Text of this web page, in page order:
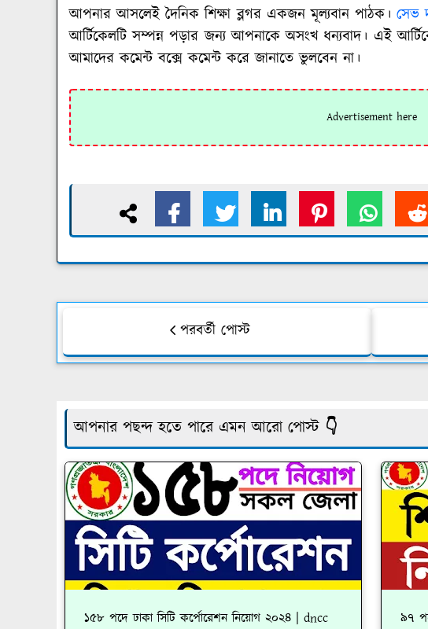
আপনার আসলেই দৈনিক শিক্ষা ব্লগর একজন মূল্যবান পাঠক।সেভ
আর্টিকেলটি সম্পন্ন পড়ার জন্য আপনাকে অসংখ ধন্যবাদ। এই
আমাদের কমেন্ট বক্সে কমেন্ট করে জানাতে ভুলবেন না।
পরবর্তী পোস্ট
আপনার পছন্দ হতে পারে এমন আরো পোস্ট 👇
১৫৮ পদে ঢাকা সিটি কর্পোরেশন নিয়োগ ২০২৪ | dncc
৯৭